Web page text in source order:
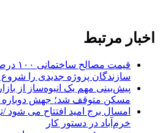
اخبار مرتبط
قیمت
سازندگان پروژه جدیدی را شروع
پیش‌بینی مهم یک انبوه‌ساز از
مسکن متوقف شد؛ جهش دوباره
امسال برج امید افتتاح می شود /
خرم‌آباد در دستور کار